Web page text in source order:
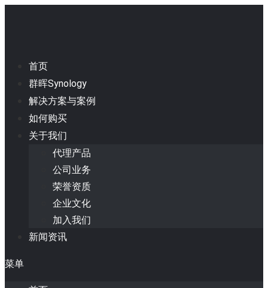
首页
群晖Synology
解决方案与案例
如何购买
关于我们
代理产品
公司业务
荣誉资质
企业文化
加入我们
新闻资讯
菜单